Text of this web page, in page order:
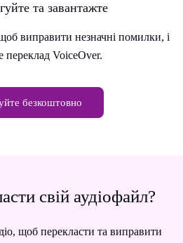
та завантажте
виправити незначні помилки, і
переклад VoiceOver.
безкоштовно
свій аудіофайл?
щоб перекласти та виправити